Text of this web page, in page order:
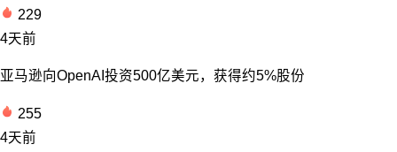
229
4天前
亚马逊向OpenAI投资500亿美元，获得约5%股份
255
4天前